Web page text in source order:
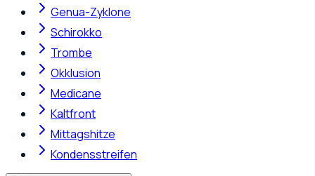
Genua-Zyklone
Schirokko
Trombe
Okklusion
Medicane
Kaltfront
Mittagshitze
Kondensstreifen